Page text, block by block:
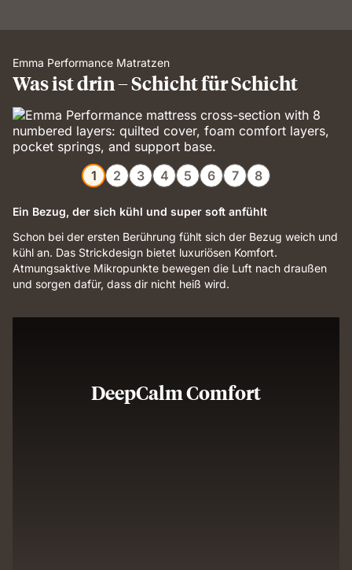
Emma Performance Matratzen
Was ist drin – Schicht für Schicht
1 2 3 4 5 6 7 8
Ein Bezug, der sich kühl und super soft anfühlt
Schon bei der ersten Berührung fühlt sich der Bezug weich und
kühl an. Das Strickdesign bietet luxuriösen Komfort.
Atmungsaktive Mikropunkte bewegen die Luft nach draußen
und sorgen dafür, dass dir nicht heiß wird.
DeepCalm Comfort